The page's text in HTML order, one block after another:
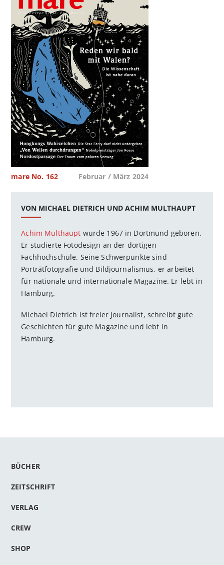
mare No. 162 Februar / März 2024
VON MICHAEL DIETRICH UND ACHIM MULTHAUPT
Achim Multhaupt wurde 1967 in Dortmund geboren.
Er studierte Fotodesign an der dortigen
Fachhochschule. Seine Schwerpunkte sind
Porträtfotografie und Bildjournalismus, er arbeitet
für nationale und internationale Magazine. Er lebt in
Hamburg.
Michael Dietrich ist freier Journalist, schreibt gute
Geschichten für gute Magazine und lebt in
Hamburg.
BÜCHER
ZEITSCHRIFT
VERLAG
CREW
SHOP